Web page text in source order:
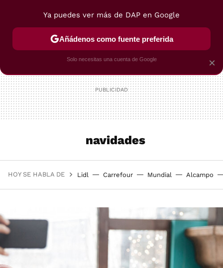
POSTRES VIAJES SELECCIÓN VEGUI
navidades
HOY SE HABLA DE Lidl Carrefour Mundial Alcampo
×
Ya puedes ver más de DAP en Google
Añádenos como fuente preferida
Solo necesitas una cuenta de Google